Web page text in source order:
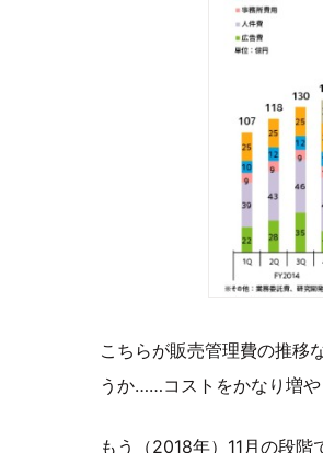
こちらが販売管理費の推移
うか……コストをかなり増や
もう（2018年）11月の段